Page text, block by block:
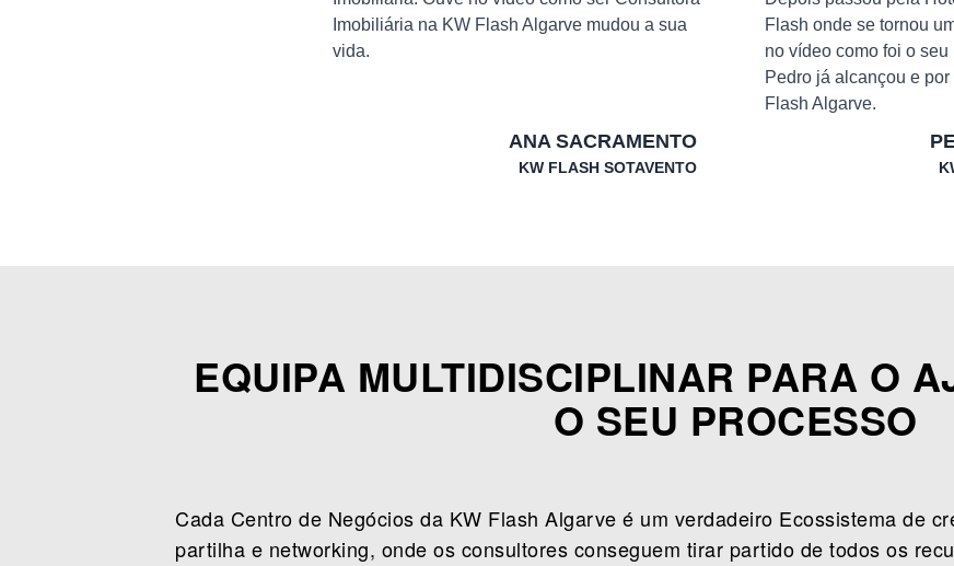
Imobiliária na KW Flash Algarve mudou a sua
vida.
ANA SACRAMENTO
KW FLASH SOTAVENTO
Flash onde se tornou
no vídeo como foi o
Pedro já alcançou e
Flash Algarve.
EQUIPA MULTIDISCIPLINAR PARA O
O SEU PROCESSO
Cada Centro de Negócios da KW Flash Algarve é um verdadeiro Ecossistema de
partilha e networking, onde os consultores conseguem tirar partido de todos os